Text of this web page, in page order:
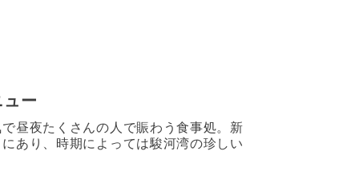
ー
昼夜たくさんの人で賑わう食事処。新
あり、時期によっては駿河湾の珍しい